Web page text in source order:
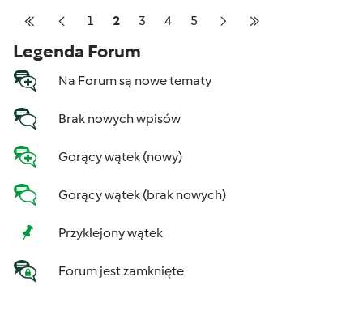
Pagination
Pierwsza strona
Poprzednia strona
Strona
1 Strona
2 Strona
3 Strona
4 Strona
5 Następna strona
Legenda Forum
Na Forum są nowe tematy
Brak nowych wpisów
Gorący wątek (nowy)
Gorący wątek (brak nowych)
Przyklejony wątek
Forum jest zamknięte